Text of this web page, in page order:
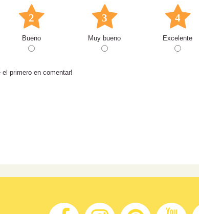
2
Bueno
3
Muy bueno
4
Excelente
el primero en comentar!